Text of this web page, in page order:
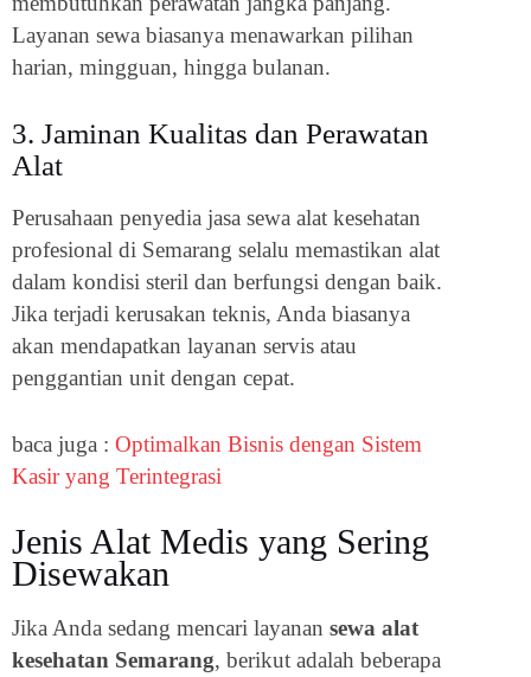
Layanan sewa biasanya menawarkan pilihan
harian, mingguan, hingga bulanan.
3. Jaminan Kualitas dan Perawatan
Alat
Perusahaan penyedia jasa sewa alat kesehatan
profesional di Semarang selalu memastikan alat
dalam kondisi steril dan berfungsi dengan baik.
Jika terjadi kerusakan teknis, Anda biasanya
akan mendapatkan layanan servis atau
penggantian unit dengan cepat.
baca juga : Optimalkan Bisnis dengan Sistem
Kasir yang Terintegrasi
Jenis Alat Medis yang Sering
Disewakan
Jika Anda sedang mencari layanan sewa alat
kesehatan Semarang, berikut adalah beberapa